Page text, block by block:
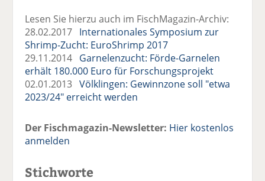
Lesen Sie hierzu auch im FischMagazin-Archiv:
28.02.2017 Internationales Symposium zur
Shrimp-Zucht: EuroShrimp 2017
29.11.2014 Garnelenzucht: Förde-Garnelen
erhält 180.000 Euro für Forschungsprojekt
02.01.2013Völklingen: Gewinnzone soll "etwa
2023/24" erreicht werden
Der Fischmagazin-Newsletter: Hier kostenlos
anmelden
Stichworte